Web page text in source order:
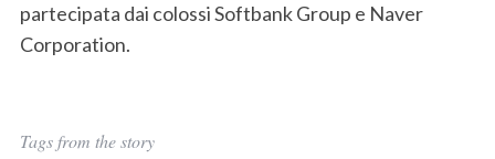
partecipata dai colossi Softbank Group e Naver
Corporation.
Tags from the story